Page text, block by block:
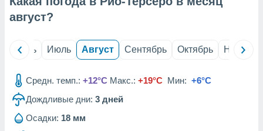
из
данных
август?
Июнь Июль Август Сентябрь Октябрь Ноябрь
Средн. темп.: +12°C Макс.: +19°C Мин: +6°C
Дождливые дни: 3 дней
Осадки: 18 мм